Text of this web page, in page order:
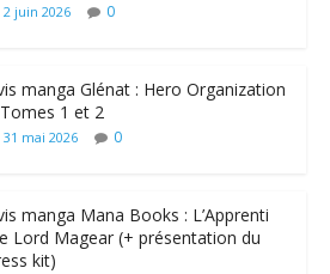
2 juin 2026 0
manga Glénat : Hero Organization
1 et 2
31 mai 2026 0
manga Mana Books : L’Apprenti
Lord Magear (+ présentation du
kit)